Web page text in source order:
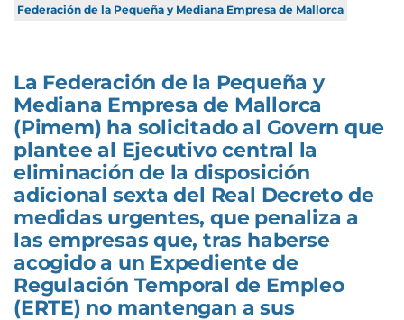
Federación de la Pequeña y Mediana Empresa de Mallorca
La Federación de la Pequeña y
Mediana Empresa de Mallorca
(Pimem) ha solicitado al Govern que
plantee al Ejecutivo central la
eliminación de la disposición
adicional sexta del Real Decreto de
medidas urgentes, que penaliza a
las empresas que, tras haberse
acogido a un Expediente de
Regulación Temporal de Empleo
(ERTE) no mantengan a sus